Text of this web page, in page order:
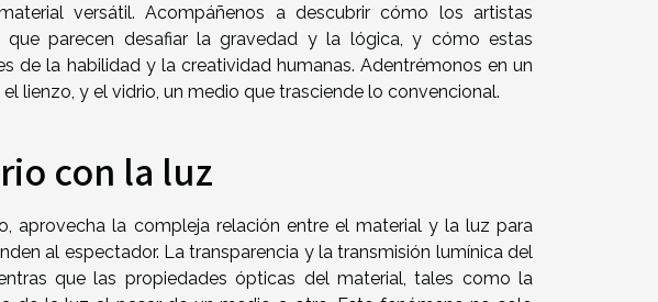
versátil. Acompáñenos a descubrir cómo los artistas
que parecen desafiar la gravedad y la lógica, y cómo estas
de la habilidad y la creatividad humanas. Adentrémonos en un
lienzo, y el vidrio, un medio que trasciende lo convencional.
con la luz
aprovecha la compleja relación entre el material y la luz para
al espectador. La transparencia y la transmisión lumínica del
que las propiedades ópticas del material, tales como la